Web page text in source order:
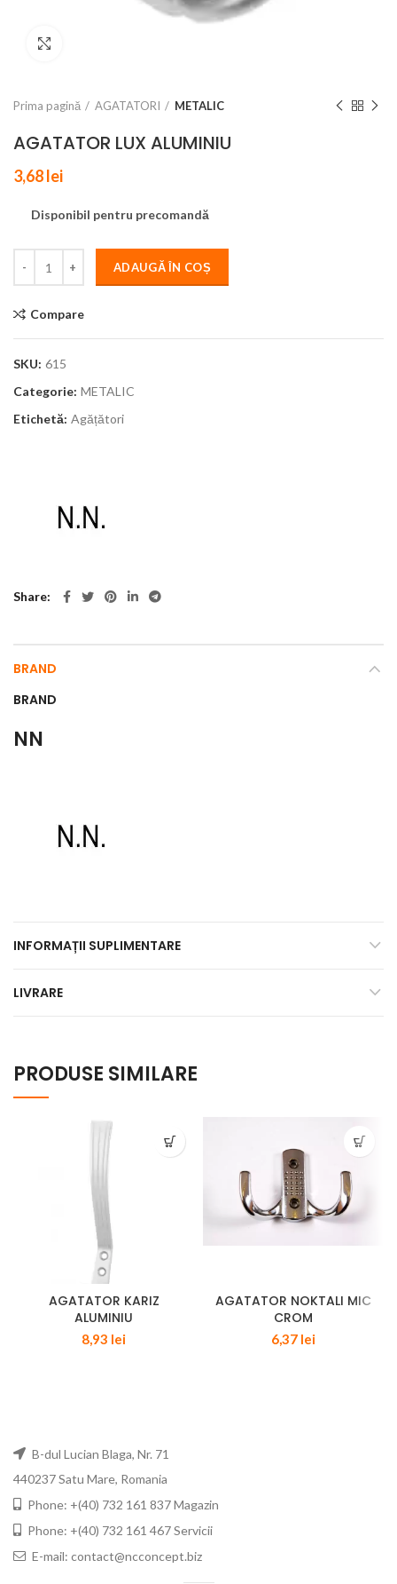
Prima pagină AGATATORI METALIC
AGATATOR LUX ALUMINIU
3,68lei
Disponibil pentru precomandă
ADAUGĂ ÎN COȘ
Compare
SKU: 615
Categorie: METALIC
Etichetă: Agățători
Share
BRAND
BRAND
NN
INFORMAȚII SUPLIMENTARE
LIVRARE
PRODUSE SIMILARE
AGATATOR KARIZ
ALUMINIU
8,93 lei
AGATATOR NOKTALI MIC
CROM
6,37 lei
B-dul Lucian Blaga, Nr. 71
440237 Satu Mare, Romania
Phone: +(40) 732 161 837 Magazin
Phone: +(40) 732 161 467 Servicii
E-mail: contact@ncconcept.biz